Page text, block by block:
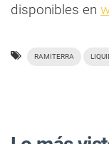
disponibles en
RAMITERRA